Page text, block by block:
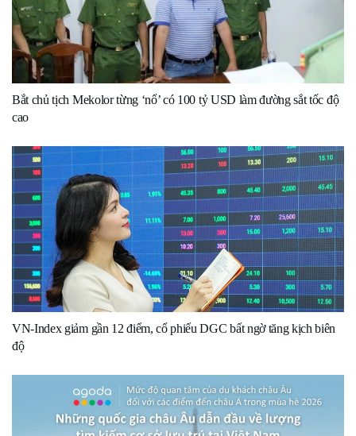
Bắt chủ tịch Mekolor từng ‘nổ’ có 100 tỷ USD làm đường sắt tốc độ
cao
VN-Index giảm gần 12 điểm, cổ phiếu DGC bất ngờ tăng kịch biên
độ